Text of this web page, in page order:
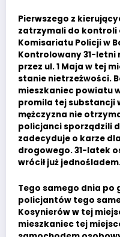
Pierwszego z
zatrzymali do
Komisariatu Policji w
Kontrolowany 31-letni
przez ul. 1 Maja w tej
stanie nietrzeźwości.
mieszkaniec powiatu
promila tej substancji
mężczyzna nie
policjanci sporządzili
zadecyduje o karze
drogowego. 31-latek
wrócił już
Tego samego dnia po
policjantów tego
Kosynierów w tej
mieszkaniec tej